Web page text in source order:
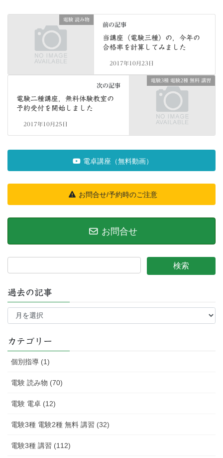
電験 読み物
前の記事
当講座（電験三種）の，今年の
合格率を計算してみました
2017年10月23日
電験3種 電験2種 無料 講習
次の記事
電験二種講座，無料体験教室の
予約受付を開始しました
2017年10月25日
電卓講座（無料動画）
お問合せ/予約時のご注意
お問合せ
過去の記事
過
記
カテゴリー
個別指導 (1)
電験 読み物 (70)
電験 電卓 (12)
電験3種 電験2種 無料 講習 (32)
電験3種 講習 (112)